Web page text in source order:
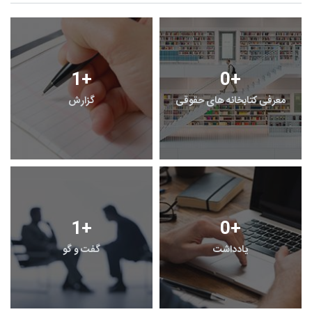
1+
گزارش
0+
معرفی کتابخانه های حقوقی
1+
گفت و گو
0+
یادداشت